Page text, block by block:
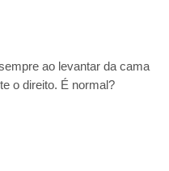
ao levantar da cama
o direito. É normal?